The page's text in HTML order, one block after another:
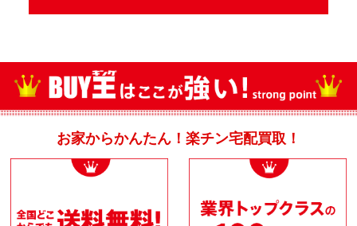
お家からかんたん！楽チン宅配買取！